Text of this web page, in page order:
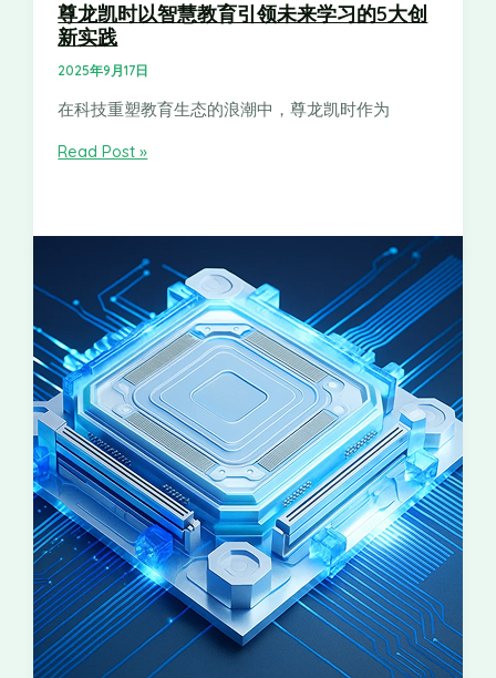
尊龙凯时以智慧教育引领未来学习的5大创
新实践
2025年9月17日
在科技重塑教育生态的浪潮中，尊龙凯时作为
Read Post »